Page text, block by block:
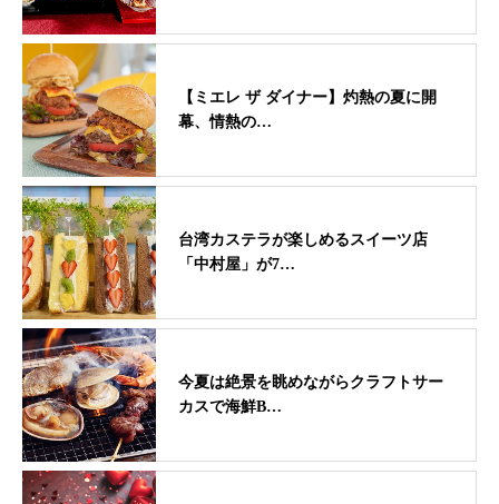
【ミエレ ザ ダイナー】灼熱の夏に開
幕、情熱の…
台湾カステラが楽しめるスイーツ店
「中村屋」が7…
今夏は絶景を眺めながらクラフトサー
カスで海鮮B…